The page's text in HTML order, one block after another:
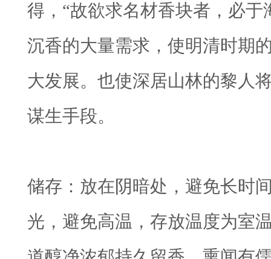
得，“故欲求名材香块者，必于
沉香的大量需求，使明清时期
大发展。也使深居山林的黎人
谋生手段。
储存：放在阴暗处，避免长时
光，避免高温，存放温度为室